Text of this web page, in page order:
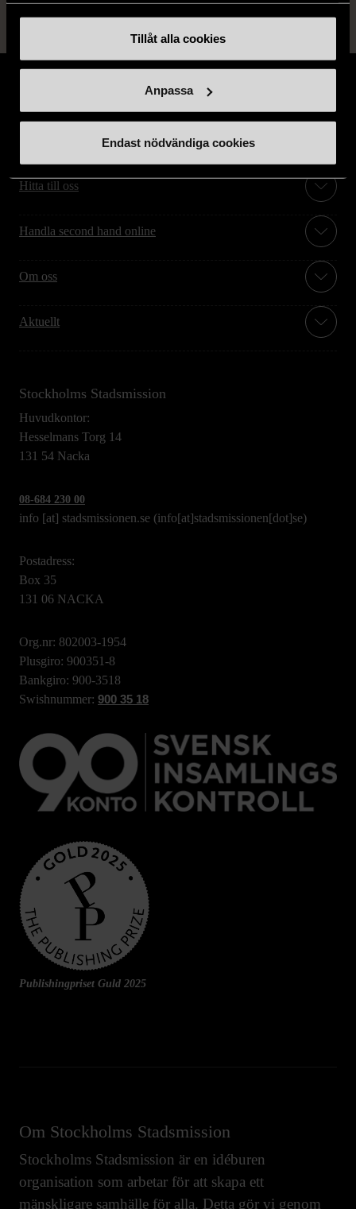
Tillåt alla cookies
Anpassa
Endast nödvändiga cookies
Hitta till oss
Handla second hand online
Om oss
Aktuellt
Stockholms Stadsmission
Huvudkontor:
Hesselmans Torg 14
131 54 Nacka
08-684 230 00
info [at] stadsmissionen.se (info[at]stadsmissionen[dot]se)
Postadress:
Box 35
131 06 NACKA
Org.nr: 802003-1954
Plusgiro: 900351-8
Bankgiro: 900-3518
Swishnummer: 900 35 18
Publishingpriset Guld 2025
Om Stockholms Stadsmission
Stockholms Stadsmission är en idéburen
organisation som arbetar för att skapa ett
mänskligare samhälle för alla. Detta gör vi genom